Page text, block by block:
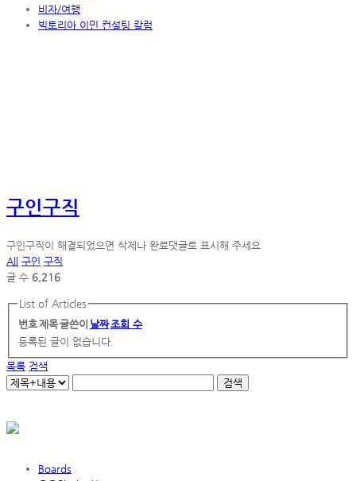
비자/여행
빅토리아 이민 컨설팅 칼럼
구인구직
구인구직이 해결되었으면 삭제나 완료댓글로 표시해 주세요
All
구인 구직
글 수 6,216
List of Articles
번호제목글쓴이 날짜조회 수
등록된 글이 없습니다.
목록 검색
검색
Boards